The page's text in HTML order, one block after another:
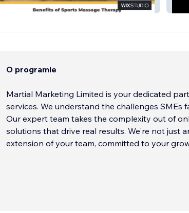
Safe Hands Massage Therapy
O programie
Martial Marketing Limited is your dedicated
services. We understand the challenges SMEs
Our expert team takes the complexity out of
solutions that drive real results. We're not just
extension of your team, committed to your